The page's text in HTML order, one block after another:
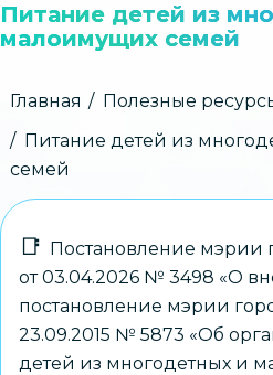
Питание детей из
малоимущих семей
Строка
Главная
Полезные
Питание детей из
семей
Постановление мэрии
от 03.04.2026 № 3498 «О
постановление мэрии
23.09.2015 № 5873 «Об
детей из многодетных и